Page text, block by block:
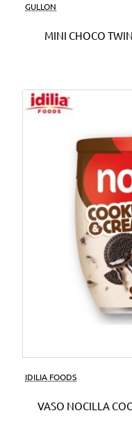
GULLON
IDILIA FOODS
VASO NOCILLA